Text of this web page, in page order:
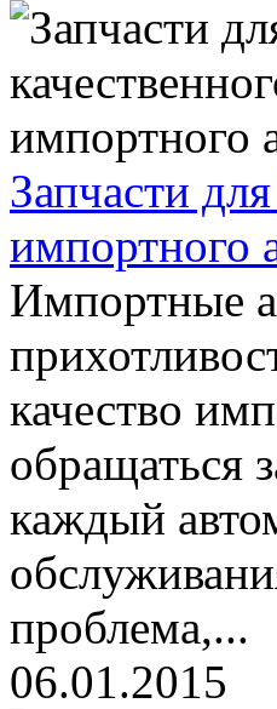
Запчасти
импортного
Импортные
качество
обращаться
каждый
проблема,...
06.01.2015